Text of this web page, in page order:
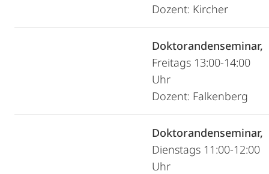
Dozent: Kircher
Doktorandenseminar,
Freitags 13:00-14:00
Uhr
Dozent: Falkenberg
Doktorandenseminar,
Dienstags 11:00-12:00
Uhr